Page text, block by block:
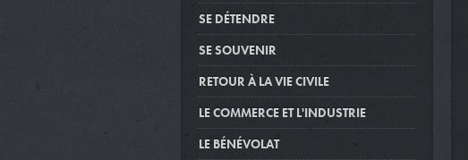
SE DÉTENDRE
SE SOUVENIR
RETOUR À LA VIE CIVILE
LE COMMERCE ET L'INDUSTRIE
LE BÉNÉVOLAT